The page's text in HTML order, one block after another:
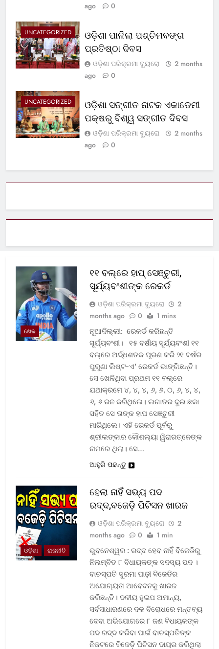
ago
0
UNCATEGORIZED
ଓଡ଼ିଶା ପାଳିଲା ପଶ୍ଚିମବଙ୍ଗ
ପ୍ରତିଷ୍ଠା ଦିବସ
ଓଡ଼ିଶା ପରିକ୍ରମା ବ୍ୟୁରୋ
2 months
ago
0
UNCATEGORIZED
ଓଡ଼ିଶା ସଙ୍ଗୀତ ନାଟକ ଏକାଡେମୀ
ପକ୍ଷରୁ ବିଶ୍ୱ ସଙ୍ଗୀତ ଦିବସ
ଓଡ଼ିଶା ପରିକ୍ରମା ବ୍ୟୁରୋ
2 months
ago
0
ଖେଳ
୧୧ ବଲ୍‌ରେ ହାପ୍ ସେଞ୍ଚୁରୀ,
ସୂର୍ଯ୍ୟବଂଶୀଙ୍କ ରେକର୍ଡ
ଓଡ଼ିଶା ପରିକ୍ରମା ବ୍ୟୁରୋ
2
months ago
0 1 mins
ନୂଆଦିଲ୍ଲୀ: ରେକର୍ଡ କରିଛନ୍ତି
ସୂର୍ଯ୍ୟବଂଶୀ। ୧୫ ବର୍ଷୀୟ ସୂର୍ଯ୍ୟବଂଶୀ ୧୧
ବଲ୍‌ରେ ଅର୍ଦ୍ଧଶତକ ପୂରଣ କରି ୨୧ ବର୍ଷର
ପୁରୁଣା ଲିଷ୍ଟ-ଏ’ ରେକର୍ଡ ଭାଙ୍ଗିଛନ୍ତି।
ସେ ଖେଳିଥିବା ପ୍ରଥମ ୧୧ ବଲ୍‌ରେ
ଯଥାକ୍ରମେ ୪, ୪, ୪, ୬, ୬, ୦, ୬, ୪, ୪,
୬, ୬ ରନ କରିଥିଲେ। ଲଗାତର ଦୁଇ ଛକା
ସହିତ ସେ ତାଙ୍କ ହାପ ସେଞ୍ଚୁରୀ
ମାରିଥିଲେ। ଏହି ରେକର୍ଡ ପୂର୍ବରୁ
ଶ୍ରୀଲଙ୍କାର କୌଶଲ୍ୟା ୱିରାରତ୍ନେଙ୍କ
ନାମରେ ଥିଲା। ସେ…
ଆହୁରି ପଢନ୍ତୁ
ଓଡ଼ିଶା ରାଜନୀତି
ହେଲା ନାହିଁ ସଭ୍ୟ ପଦ
ରଦ୍ଦ,ବଜେଡ଼ି ପିଟିସନ ଖାରଜ
ଓଡ଼ିଶା ପରିକ୍ରମା ବ୍ୟୁରୋ
2
months ago
0 1 min
ଭୁବନେଶ୍ୱର : ରଦ୍ଦ ହେବ ନାହିଁ ବିଜେଡିରୁ
ନିଲମ୍ବିତ ୮ ବିଧାୟକଙ୍କ ସଦସ୍ୟ ପଦ ।
ବାଚସ୍ପତି ସୁରମା ପାଢ଼ୀ ବିଜେଡିର
ଅଯୋଗ୍ୟତା ଆବେଦନକୁ ଖାରଜ
କରିଛନ୍ତି। ଦଳୀୟ ହୁଇପ ଅମାନ୍ୟ,
ସର୍ବସାଧାରଣରେ ଦଳ ବିରୋଧରେ ମନ୍ତବ୍ୟ
ଦେବା ଅଭିଯୋଗରେ ୮ ଜଣ ବିଧାୟକଙ୍କ
ପଦ ରଦ୍ଦ କରିବା ପାଇଁ ବାଚସ୍ପତିଙ୍କ
ନିକଟରେ ବିଜେଡ଼ି ପିଟିସନ ଦାୟର କରିଥିଲା